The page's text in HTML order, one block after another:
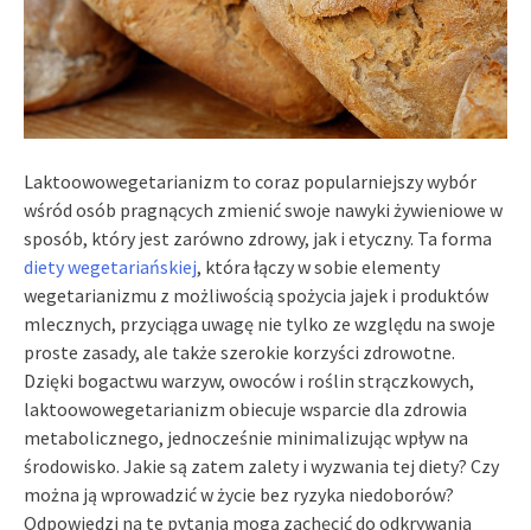
Laktoowowegetarianizm to coraz popularniejszy wybór
wśród osób pragnących zmienić swoje nawyki żywieniowe w
sposób, który jest zarówno zdrowy, jak i etyczny. Ta forma
diety wegetariańskiej, która łączy w sobie elementy
wegetarianizmu z możliwością spożycia jajek i produktów
mlecznych, przyciąga uwagę nie tylko ze względu na swoje
proste zasady, ale także szerokie korzyści zdrowotne.
Dzięki bogactwu warzyw, owoców i roślin strączkowych,
laktoowowegetarianizm obiecuje wsparcie dla zdrowia
metabolicznego, jednocześnie minimalizując wpływ na
środowisko. Jakie są zatem zalety i wyzwania tej diety? Czy
można ją wprowadzić w życie bez ryzyka niedoborów?
Odpowiedzi na te pytania mogą zachęcić do odkrywania